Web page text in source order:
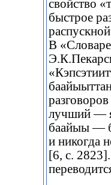
свойство
быстрое
В
лучший —
баайыы —
и никогда
[6, с.